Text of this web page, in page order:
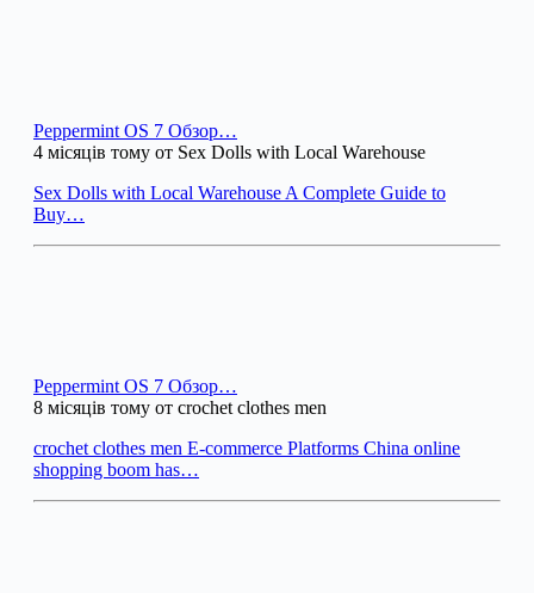
Peppermint OS 7 Обзор…
4 місяців тому от Sex Dolls with Local Warehouse
Sex Dolls with Local Warehouse A Complete Guide to
Buy…
Peppermint OS 7 Обзор…
8 місяців тому от crochet clothes men
crochet clothes men E-commerce Platforms China online
shopping boom has…